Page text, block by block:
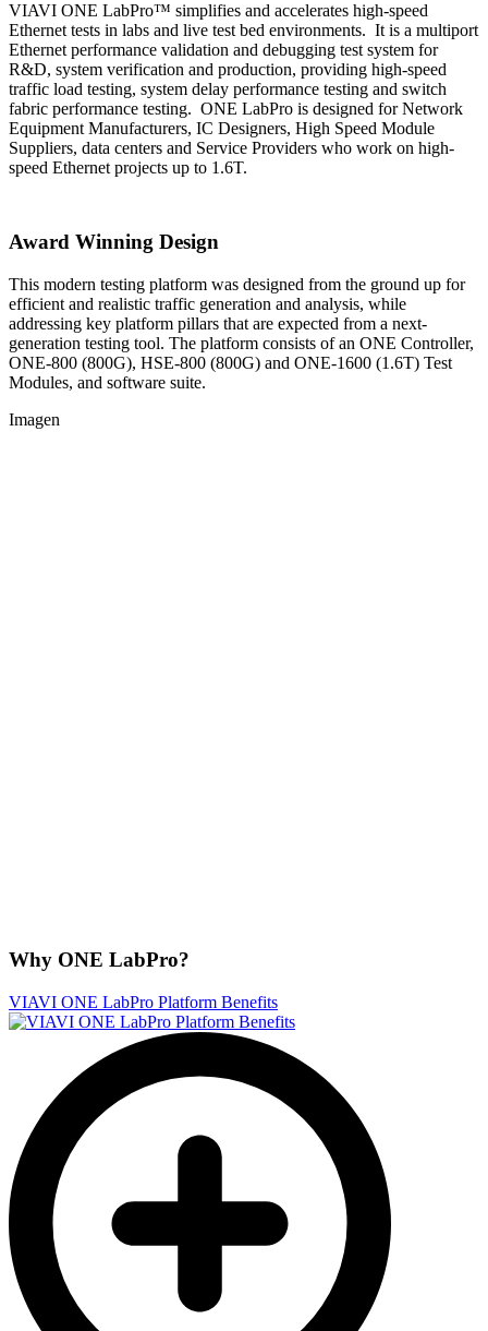
VIAVI ONE LabPro™ simplifies and accelerates high-speed
Ethernet tests in labs and live test bed environments. It is a multiport
Ethernet performance validation and debugging test system for
R&D, system verification and production, providing high-speed
traffic load testing, system delay performance testing and switch
fabric performance testing. ONE LabPro is designed for Network
Equipment Manufacturers, IC Designers, High Speed Module
Suppliers, data centers and Service Providers who work on high-
speed Ethernet projects up to 1.6T.
Award Winning Design
This modern testing platform was designed from the ground up for
efficient and realistic traffic generation and analysis, while
addressing key platform pillars that are expected from a next-
generation testing tool. The platform consists of an ONE Controller,
ONE-800 (800G), HSE-800 (800G) and ONE-1600 (1.6T) Test
Modules, and software suite.
Imagen
Why ONE LabPro?
VIAVI ONE LabPro Platform Benefits